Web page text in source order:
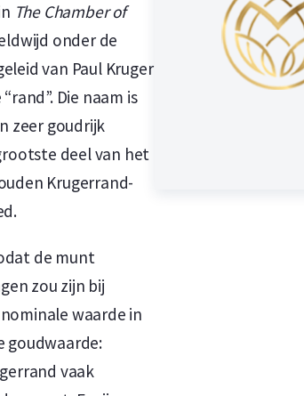
Rotterdam of Breda
Safe
door The South African Mint. De munt
(1/10 troy ounce) puur goud. Door de
een 24 karaats munt van hetzelfde
1000) en 8,33% koper. De 1/10 troy
0,28 gram koper en 3,11 gram goud. De
The Chamber of
onder de
van Paul Kruger
Die naam is
zeer goudrijk
deel van het
Krugerrand-
de munt
zou zijn bij
waarde in
goudwaarde:
vaak